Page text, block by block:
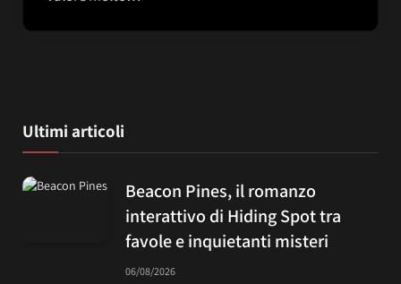
Ultimi articoli
Beacon Pines, il romanzo
interattivo di Hiding Spot tra
favole e inquietanti misteri
06/08/2026